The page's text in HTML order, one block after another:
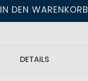
IN DEN WARENKORB
DETAILS